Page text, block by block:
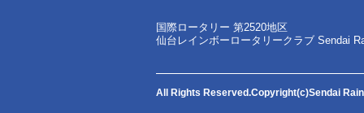
国際ロータリー 第2520地区
仙台レインボーロータリークラブ Sendai
All Rights Reserved.Copyright(c)Sendai